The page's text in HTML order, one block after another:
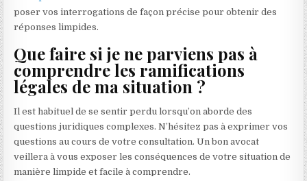
poser vos interrogations de façon précise pour obtenir des
réponses limpides.
Que faire si je ne parviens pas à
comprendre les ramifications
légales de ma situation ?
Il est habituel de se sentir perdu lorsqu’on aborde des
questions juridiques complexes. N’hésitez pas à exprimer vos
questions au cours de votre consultation. Un bon avocat
veillera à vous exposer les conséquences de votre situation de
manière limpide et facile à comprendre.